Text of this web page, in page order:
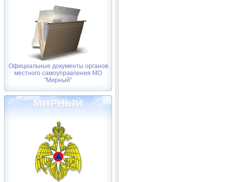
Официальные документы органов
местного самоуправления МО
"Мирный"